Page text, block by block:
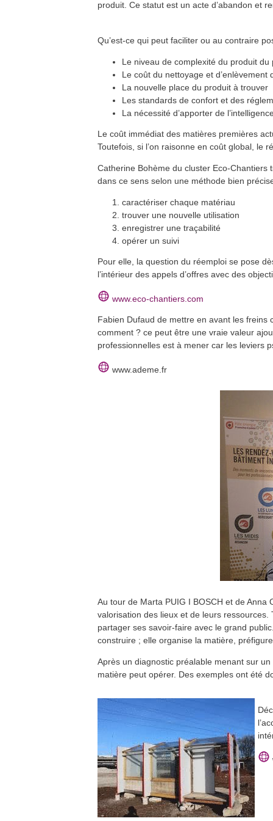
3 mars
La réhabilitation énergétique des
9 mars
Formation QualiSOL - Chauffe-
eau solaire individuel
En savoir plus >>
10 mars Formation QualiPV - Module Elec
En savoir plus >>
mars
Formation QualiBOIS Module
Eau
Lons-le-Saunier (39)
produit. Ce statut est un acte d’abandon et
Qu’est-ce qui peut faciliter ou au contraire
Le niveau de complexité du produit
Le coût du nettoyage et
La nouvelle place du produit à trouver
Les standards de confort et des
La nécessité d’apporter de
Le coût immédiat des matières premières
Toutefois, si l’on raisonne en coût global, le
Catherine Bohème du cluster Eco-Chantiers
dans ce sens selon une méthode bien
caractériser chaque matériau
trouver une nouvelle utilisation
enregistrer une traçabilité
opérer un suivi
Pour elle, la question du réemploi se pose
l’intérieur des appels d’offres avec des
www.eco-chantiers.com
Fabien Dufaud de mettre en avant les freins
comment ? ce peut être une vraie valeur
professionnelles est à mener car les leviers
www.ademe.fr
Au tour de Marta PUIG I BOSCH et de
valorisation des lieux et de leurs
partager ses savoir-faire avec le grand
construire ; elle organise la matière,
Après un diagnostic préalable menant sur
matière peut opérer. Des exemples ont été